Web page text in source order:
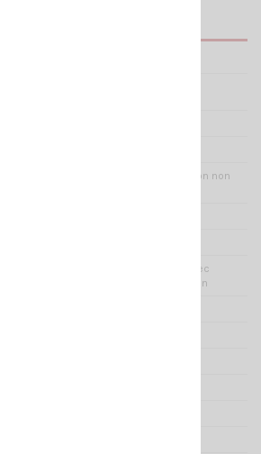
13.8 VDC (câble d'alimentation non
Amplificateur d'émission avec
préamplificateur de réception